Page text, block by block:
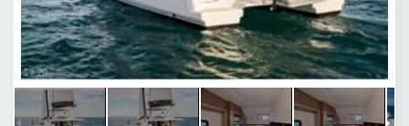
1/20